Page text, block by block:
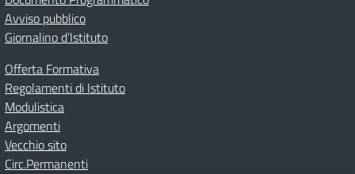
Avviso pubblico
Giornalino d’Istituto
Offerta Formativa
Regolamenti di Istituto
Modulistica
Argomenti
Vecchio sito
Circ.Permanenti